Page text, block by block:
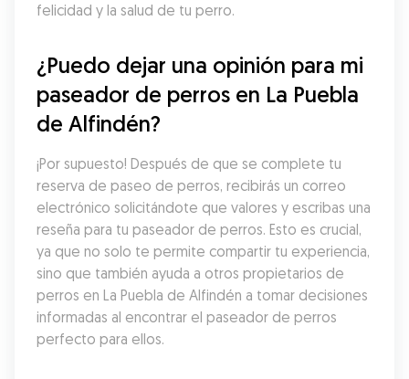
felicidad y la salud de tu perro.
¿Puedo dejar una opinión para mi
paseador de perros en La Puebla
de Alfindén?
¡Por supuesto! Después de que se complete tu
reserva de paseo de perros, recibirás un correo
electrónico solicitándote que valores y escribas una
reseña para tu paseador de perros. Esto es crucial,
ya que no solo te permite compartir tu experiencia,
sino que también ayuda a otros propietarios de
perros en La Puebla de Alfindén a tomar decisiones
informadas al encontrar el paseador de perros
perfecto para ellos.